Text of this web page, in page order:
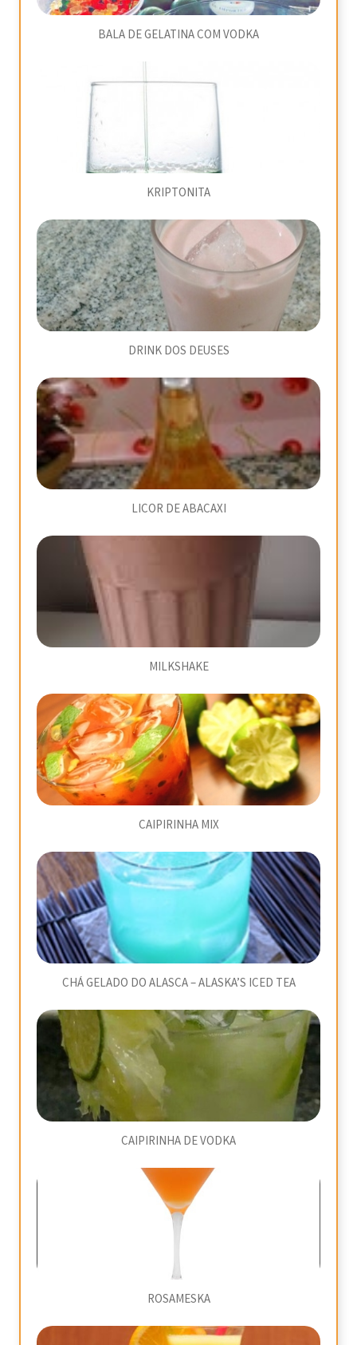
BALA DE GELATINA COM VODKA
KRIPTONITA
DRINK DOS DEUSES
LICOR DE ABACAXI
MILKSHAKE
CAIPIRINHA MIX
CHÁ GELADO DO ALASCA – ALASKA’S ICED TEA
CAIPIRINHA DE VODKA
ROSAMESKA